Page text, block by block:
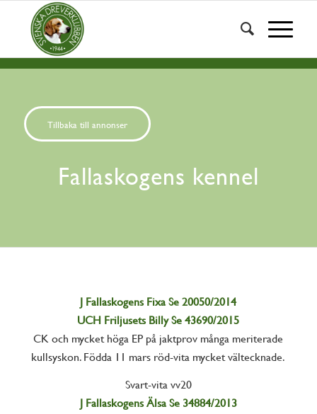
Tillbaka till annonser
Fallaskogens kennel
J Fallaskogens Fixa Se 20050/2014
UCH Friljusets Billy Se 43690/2015
CK och mycket höga EP på jaktprov många meriterade
kullsyskon. Födda 11 mars röd-vita mycket vältecknade.
Svart-vita vv20
J Fallaskogens Älsa Se 34884/2013